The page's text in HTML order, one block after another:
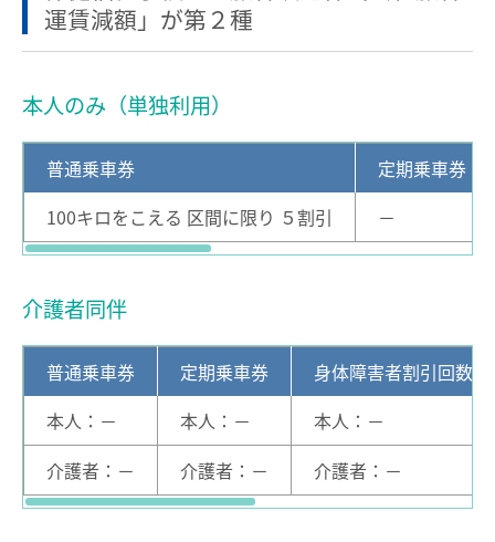
電車沿線ハイキング
歩いて巡拝（まいる）知多四国
企業情報
サステナビリティ
IR情報
採用情報
manaca
manacaとは？
名鉄ミューズポイント
お買物＆フード
運賃減額」が第２種
本人のみ（単独利用）
普通乗車券
定期乗車券
100キロをこえる 区間に限り ５割引
－
介護者同伴
普通乗車券 定期乗車券
身体障害者割引回数
本人：－
本人：－
本人：－
介護者：－
介護者：－ 介護者：－